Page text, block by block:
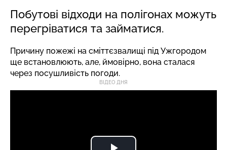
Побутові відходи на полігонах можуть
перегріватися та займатися.
Причину пожежі на сміттєзвалищі під Ужгородом
ще встановлюють, але, ймовірно, вона сталася
через посушливість погоди.
ВІДЕО ДНЯ